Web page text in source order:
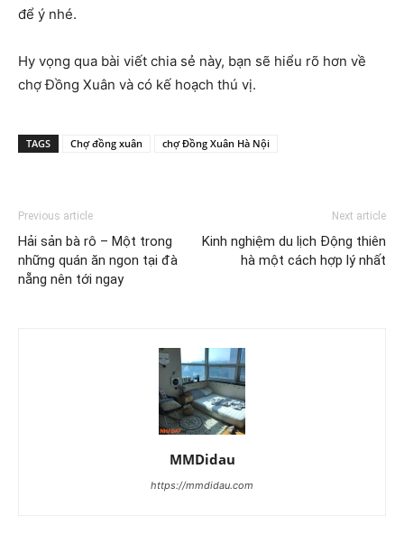
để ý nhé.
Hy vọng qua bài viết chia sẻ này, bạn sẽ hiểu rõ hơn về
chợ Đồng Xuân và có kế hoạch thú vị.
TAGS Chợ đồng xuân chợ Đồng Xuân Hà Nội
Previous article
Hải sản bà rô – Một trong
những quán ăn ngon tại đà
nẵng nên tới ngay
Next article
Kinh nghiệm du lịch Động thiên
hà một cách hợp lý nhất
MMDidau
https://mmdidau.com